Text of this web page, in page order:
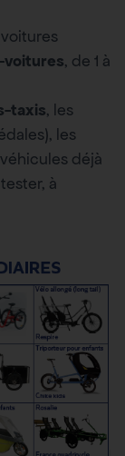
voitures, de 1 à
taxis, les
les
déjà
à